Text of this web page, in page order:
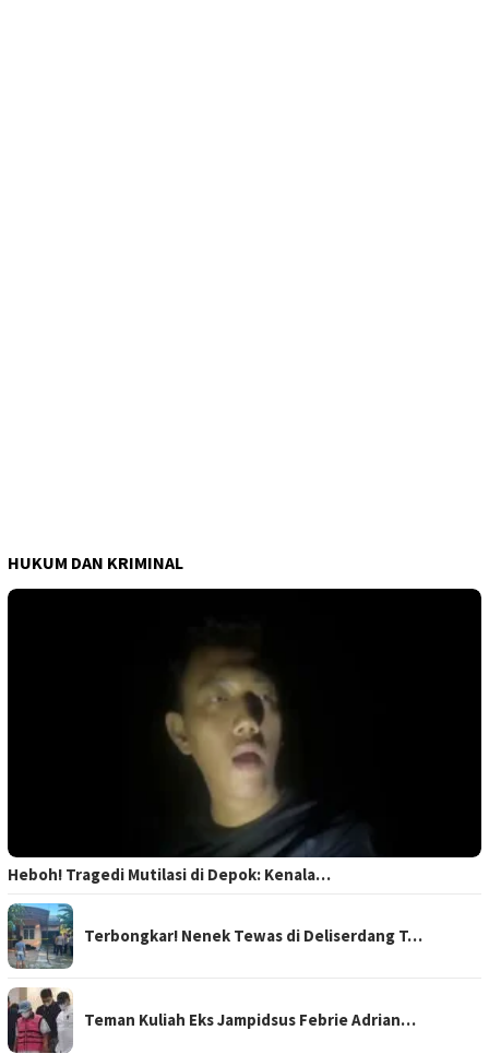
HUKUM DAN KRIMINAL
Heboh! Tragedi Mutilasi di Depok: Kenala…
Terbongkar! Nenek Tewas di Deliserdang T…
Teman Kuliah Eks Jampidsus Febrie Adrian…